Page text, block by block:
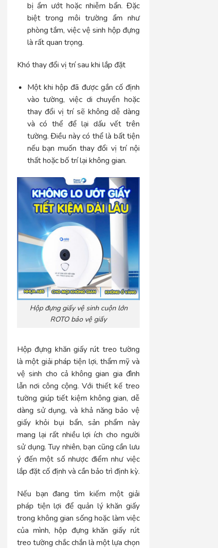
bị ẩm ướt hoặc nhiễm bẩn. Đặc
biệt trong môi trường ẩm như
phòng tắm, việc vệ sinh hộp đựng
là rất quan trọng.
Khó thay đổi vị trí sau khi lắp đặt
Một khi hộp đã được gắn cố định
vào tường, việc di chuyển hoặc
thay đổi vị trí sẽ không dễ dàng
và có thể để lại dấu vết trên
tường. Điều này có thể là bất tiện
nếu bạn muốn thay đổi vị trí nội
thất hoặc bố trí lại không gian.
Hộp đựng giấy vệ sinh cuộn lớn
ROTO bảo vệ giấy
Hộp đựng khăn giấy rút treo tường
là một giải pháp tiện lợi, thẩm mỹ và
vệ sinh cho cả không gian gia đình
lẫn nơi công cộng. Với thiết kế treo
tường giúp tiết kiệm không gian, dễ
dàng sử dụng, và khả năng bảo vệ
giấy khỏi bụi bẩn, sản phẩm này
mang lại rất nhiều lợi ích cho người
sử dụng. Tuy nhiên, bạn cũng cần lưu
ý đến một số nhược điểm như việc
lắp đặt cố định và cần bảo trì định kỳ.
Nếu bạn đang tìm kiếm một giải
pháp tiện lợi để quản lý khăn giấy
trong không gian sống hoặc làm việc
của mình, hộp đựng khăn giấy rút
treo tường chắc chắn là một lựa chọn